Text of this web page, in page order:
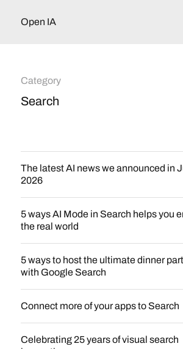
Open IA
Category
Search
The latest AI news we announced in
2026
5 ways AI Mode in Search helps you
the real world
5 ways to host the ultimate dinner
with Google Search
Connect more of your apps to Search
Celebrating 25 years of visual search